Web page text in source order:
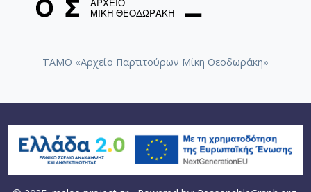
ΤΑΜΟ «Αρχείο Παρτιτούρων Μίκη Θεοδωράκη»